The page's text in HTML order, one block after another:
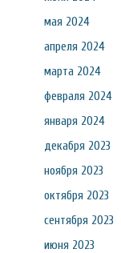
мая 2024
апреля 2024
марта 2024
февраля 2024
января 2024
декабря 2023
ноября 2023
октября 2023
сентября 2023
июня 2023